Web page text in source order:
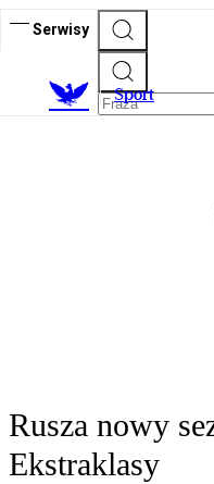
Serwisy
Sport
Rusza nowy
Ekstraklasy